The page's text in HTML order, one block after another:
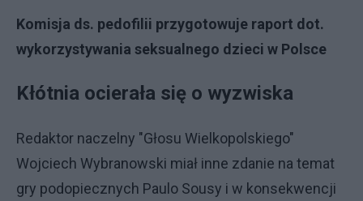
Komisja ds. pedofilii przygotowuje raport dot.
wykorzystywania seksualnego dzieci w Polsce
Kłótnia ocierała się o wyzwiska
Redaktor naczelny "Głosu Wielkopolskiego"
Wojciech Wybranowski miał inne zdanie na temat
gry podopiecznych Paulo Sousy i w konsekwencji